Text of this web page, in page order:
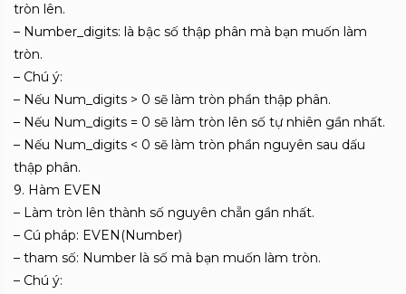
tròn lên.
– Number_digits: là bậc số thập phân mà bạn muốn làm
tròn.
– Chú ý:
– Nếu Num_digits > 0 sẽ làm tròn phần thập phân.
– Nếu Num_digits = 0 sẽ làm tròn lên số tự nhiên gần nhất.
– Nếu Num_digits < 0 sẽ làm tròn phần nguyên sau dấu
thập phân.
9. Hàm EVEN
– Làm tròn lên thành số nguyên chẵn gần nhất.
– Cú pháp: EVEN(Number)
– tham số: Number là số mà bạn muốn làm tròn.
– Chú ý: